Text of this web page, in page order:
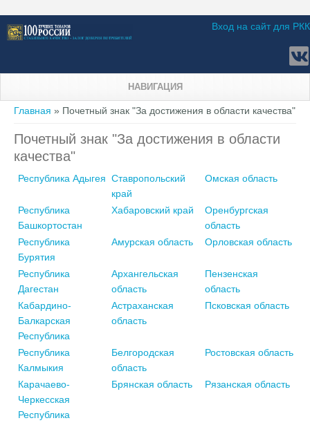
Вход на сайт для РКК
НАВИГАЦИЯ
Вы здесь
Главная » Почетный знак "За достижения в области качества"
Почетный знак "За достижения в области
качества"
Республика Адыгея Ставропольский
край
Омская область
Республика
Башкортостан
Хабаровский край
Оренбургская
область
Республика
Бурятия
Амурская область Орловская область
Республика
Дагестан
Архангельская
область
Пензенская
область
Кабардино-
Балкарская
Республика
Астраханская
область
Псковская область
Республика
Калмыкия
Белгородская
область
Ростовская область
Карачаево-
Черкесская
Республика
Брянская область Рязанская область